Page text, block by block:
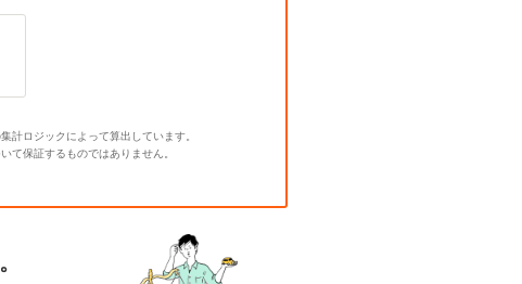
計ロジックによって算出しています。
て保証するものではありません。